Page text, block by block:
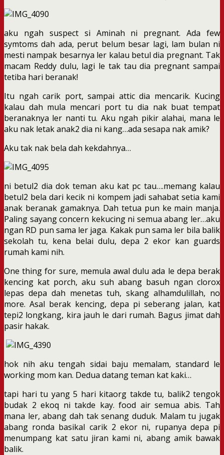
aku ngah suspect si Aminah ni pregnant. Ada few
symtoms dah ada, perut belum besar lagi, lam bulan ni
mesti nampak besarnya ler kalau betul dia pregnant. Tak
macam Reddy dulu, lagi le tak tau dia pregnant sampai
tetiba hari beranak!
Itu ngah carik port, sampai attic dia mencarik. Kucing
kalau dah mula mencari port tu dia nak buat tempat
beranaknya ler nanti tu. Aku ngah pikir alahai, mana le
aku nak letak anak2 dia ni kang…ada sesapa nak amik?
Aku tak nak bela dah kekdahnya…
ni betul2 dia dok teman aku kat pc tau….memang kalau
betul2 bela dari kecik ni kompem jadi sahabat setia kami
anak beranak gamaknya. Dah tetua pun ke main manja.
Paling sayang concern kekucing ni semua abang ler…aku
ngan RD pun sama ler jaga. Kakak pun sama ler bila balik
sekolah tu, kena belai dulu, depa 2 ekor kan guards
rumah kami nih.
One thing for sure, memula awal dulu ada le depa berak
kencing kat porch, aku suh abang basuh ngan clorox
lepas depa dah menetas tuh, skang alhamdulillah, no
more. Asal berak kencing, depa pi seberang jalan, kat
tepi2 longkang, kira jauh le dari rumah. Bagus jimat dah
pasir hakak.
hok nih aku tengah sidai baju memalam, standard le
working mom kan. Dedua datang teman kat kaki…
tapi hari tu yang 5 hari kitaorg takde tu, balik2 tengok
budak 2 ekoq ni takde kay. food air semua abis. Tah
mana ler, abang dah tak senang duduk. Malam tu jugak
abang ronda basikal carik 2 ekor ni, rupanya depa pi
menumpang kat satu jiran kami ni, abang amik bawak
balik.